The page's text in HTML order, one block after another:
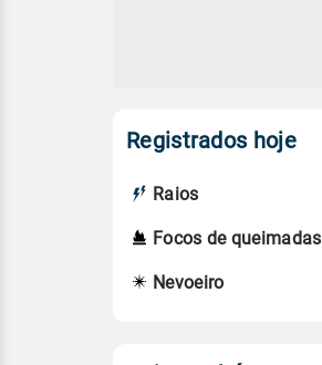
Registrados hoje
Raios
Focos de queimadas
Nevoeiro